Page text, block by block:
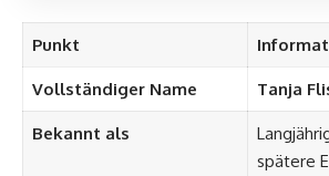
Punkt
Vollständiger Name Tanja
Bekannt als
spätere